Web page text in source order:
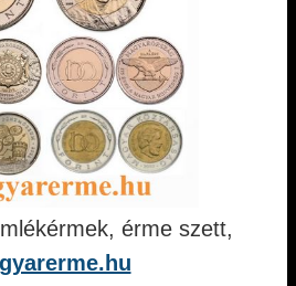
érme szett,